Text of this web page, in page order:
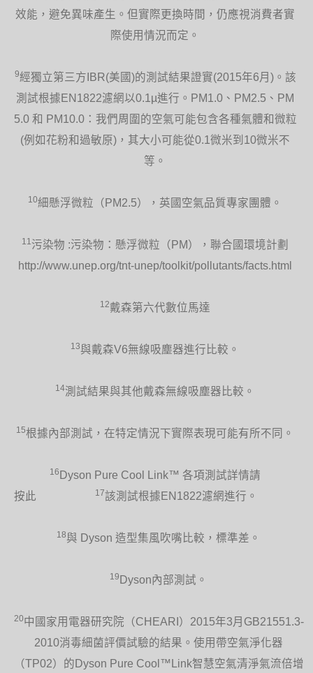
效能，避免異味產生。但實際更換時間，仍應視消費者實
際使用情況而定。
9經獨立第三方IBR(美國)的測試結果證實(2015年6月)。該
測試根據EN1822濾網以0.1µ進行。PM1.0、PM2.5、PM
5.0 和 PM10.0：我們周圍的空氣可能包含各種氣體和微粒
(例如花粉和過敏原)，其大小可能從0.1微米到10微米不
等。
10細懸浮微粒（PM2.5），英國空氣品質專家團體。
11 污染物 :污染物：懸浮微粒（PM），聯合國環境計劃
http://www.unep.org/tnt-unep/toolkit/pollutants/facts.html
12戴森第六代數位馬達
13與戴森V6無線吸塵器進行比較。
14測試結果與其他戴森無線吸塵器比較。
15根據內部測試，在特定情況下實際表現可能有所不同。
16 Dyson Pure Cool Link™ 各項測試詳情請
按此
17該測試根據EN1822濾網進行。
18與 Dyson 造型集風吹嘴比較，標準差。
19 Dyson內部測試。
20中國家用電器研究院（CHEARI）2015年3月GB21551.3-
2010消毒細菌評價試驗的結果。使用帶空氣淨化器
（TP02）的Dyson Pure Cool™Link智慧空氣清淨氣流倍增